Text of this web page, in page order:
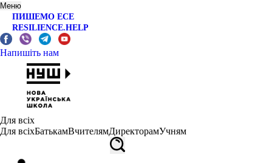
Меню
ПИШЕМО ЕСЕ
RESILIENCE.HELP
Напишіть нам
Для всіх
Для всіхБатькамВчителямДиректорамУчням